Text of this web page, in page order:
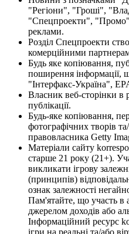
"Регіони", "Гроші",
"Спецпроекти", "Промо"
реклами.
Розділ Спецпроекти
комерційними
Будь яке копіювання,
поширення інформації,
"Інтерфакс-Україна",
Власник веб-сторінки в
публікації.
Будь-яке копіювання,
фотографічних творів
правовласника Getty
Матеріали сайту
старше 21 року (21+).
викликати ігрову
(принципів)
ознак залежності
Пам'ятайте, що участь в
джерелом доходів або
Інформаційний ресурс
ігри на реальні та/або